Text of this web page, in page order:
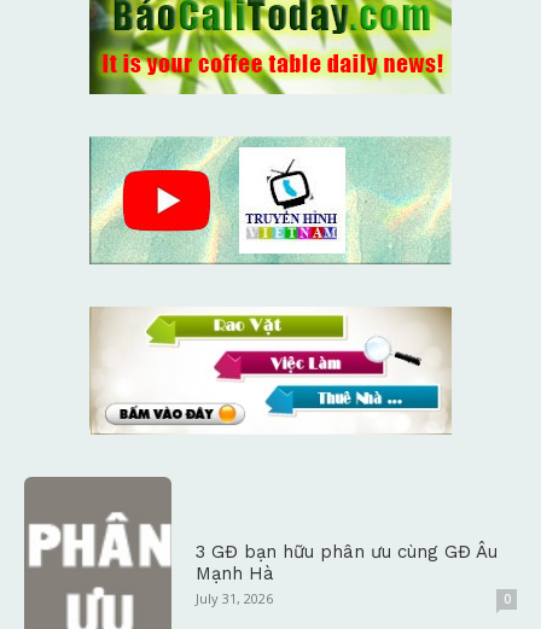
3 GĐ bạn hữu phân ưu cùng GĐ Âu
Mạnh Hà
July 31, 2026 0